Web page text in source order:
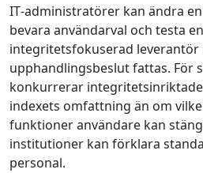
IT‑administratörer kan ändra
bevara användarval och testa
integritetsfokuserad leverantör
upphandlingsbeslut fattas. För
konkurrerar
indexets omfattning än om
funktioner användare kan
institutioner kan förklara
personal.